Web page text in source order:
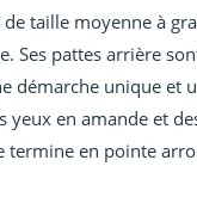
de taille moyenne à
Ses pattes arrière
démarche unique et
yeux en amande et
termine en pointe